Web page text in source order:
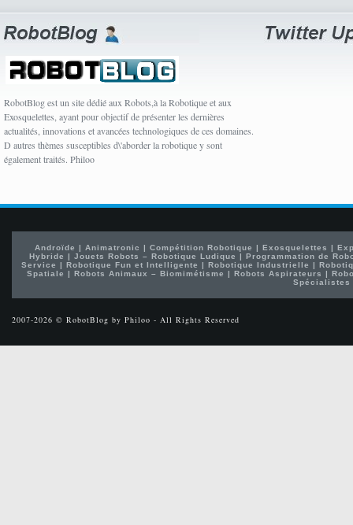
RobotBlog est un site dédié aux Robots,à la Robotique et aux
Exosquelettes, ayant pour objectif de présenter les dernières
actualités, innovations et avancées technologiques de ces domaines.
D autres thèmes susceptibles d\'aborder la robotique y sont
également traités. Philoo
Androïde | Animatronic | Compétition Robotique | Exosquelettes |
Hybride |Jouets Robots – Robotique Ludique |Programmation de
Service | Robotique Fun et Intelligente | Robotique Industrielle |
Spatiale | Robots Animaux – Biomimétisme | Robots Aspirateurs |
Spécialistes
2007-2026 © RobotBlog by Philoo - All Rights Reserved